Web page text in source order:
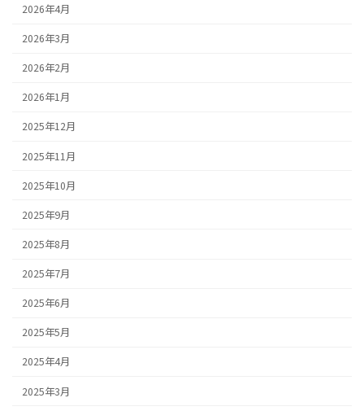
2026年4月
2026年3月
2026年2月
2026年1月
2025年12月
2025年11月
2025年10月
2025年9月
2025年8月
2025年7月
2025年6月
2025年5月
2025年4月
2025年3月